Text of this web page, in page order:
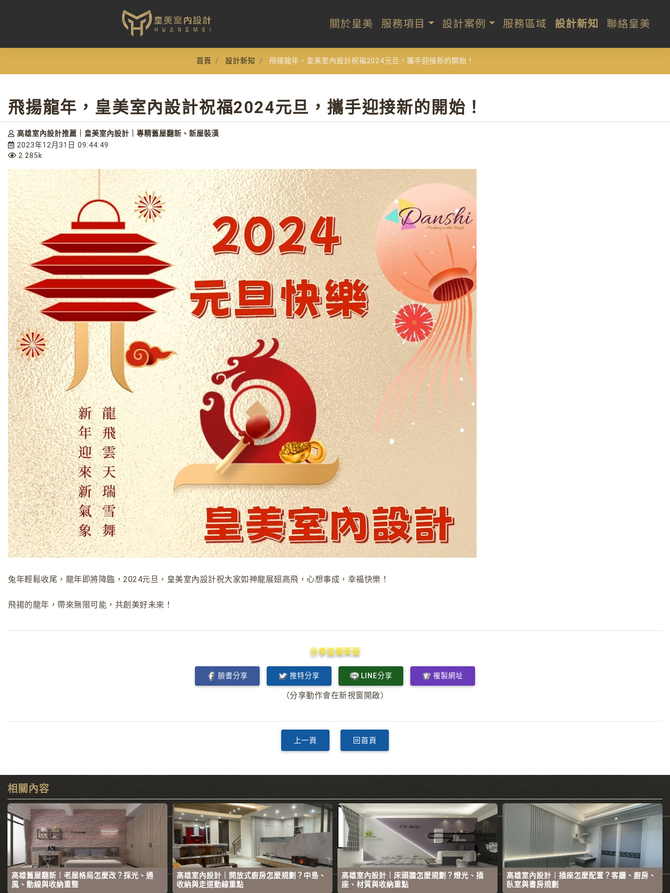
關於皇美 服務項目 設計案例 服務區域 設計新知 聯絡皇美
首頁 設計新知 飛揚龍年，皇美室內設計祝福2024元旦，攜手迎接新的開始！
飛揚龍年，皇美室內設計祝福2024元旦，攜手迎接新的開始！
高雄室內設計推薦｜皇美室內設計｜專精舊屋翻新、新屋裝潢
2023年12月31日 09:44:49
2.285k
兔年輕鬆收尾，龍年即將降臨，2024元旦，皇美室內設計祝大家如神龍展翅高飛，心想事成，幸福快樂！
飛揚的龍年，帶來無限可能，共創美好未來！
分享這個頁面
臉書分享 推特分享 LINE分享 複製網址
（分享動作會在新視窗開啟）
上一頁 回首頁
相關內容
高雄舊屋翻新｜老屋格局怎麼改？採光、通
風、動線與收納重整
高雄室內設計｜開放式廚房怎麼規劃？中島、
收納與走道動線重點
高雄室內設計｜床頭牆怎麼規劃？燈光、插
座、材質與收納重點
高雄室內設計｜插座怎麼配置？客廳、廚房、
臥室與書房規劃